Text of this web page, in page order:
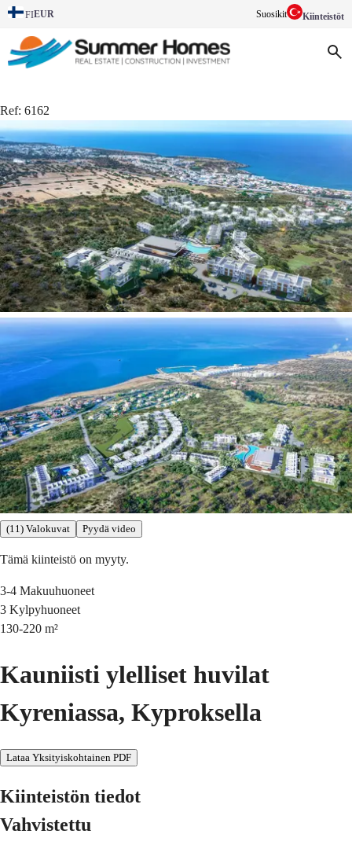
FIEUR Suosikit Kiinteistöt
Ref: 6162
(11) Valokuvat Pyydä video
Tämä kiinteistö on myyty.
3-4 Makuuhuoneet
3 Kylpyhuoneet
130-220 m²
Kauniisti ylelliset huvilat
Kyreniassa, Kyproksella
Lataa Yksityiskohtainen PDF
Kiinteistön tiedot
Vahvistettu